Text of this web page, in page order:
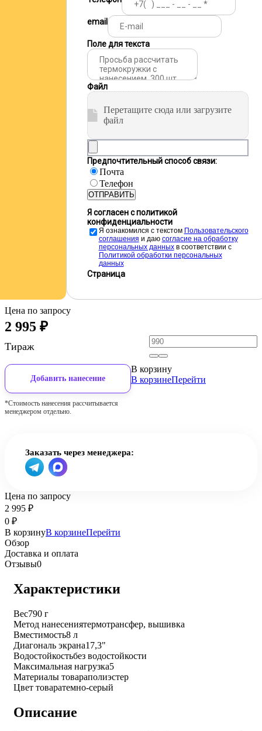
email
Поле для текста
Файл
Перетащите сюда или загрузите
файл
Предпочтительный способ связи:
Почта
Телефон
ОТПРАВИТЬ
Я согласен с политикой
конфиденциальности
Я ознакомился с текстом Пользовательского
соглашения и даю cогласие на обработку
персональных данныхв соответствии с
Политикой обработки персональных
данных
Страница
Цена по запросу
2 995 ₽
Тираж
Добавить нанесение
*Стоимость нанесения рассчитывается
менеджером отдельно.
В корзину
В корзинеПерейти
Заказать через менеджера:
Цена по запросу
2 995 ₽
0 ₽
В корзинуВ корзинеПерейти
Обзор
Доставка и оплата
Отзывы0
Характеристики
Вес790 г
Метод нанесениятермотрансфер, вышивка
Вместимость8 л
Диагональ экрана17,3"
Водостойкостьбез водостойкости
Максимальная нагрузка5
Материалы товараполиэстер
Цвет товаратемно-серый
Описание